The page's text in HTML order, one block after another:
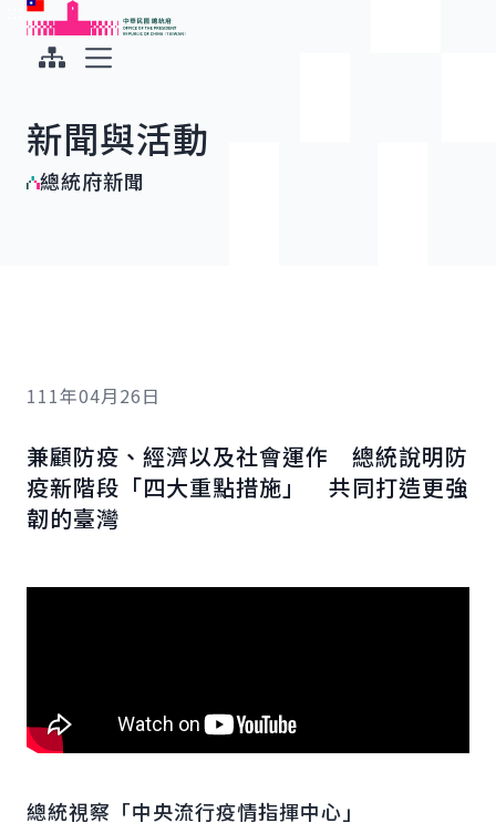
跳到主要內容
中華民國總統府
新聞與活動
總統府新聞
111年04月26日
兼顧防疫、經濟以及社會運作 總統說明防
疫新階段「四大重點措施」 共同打造更強
韌的臺灣
總統視察「中央流行疫情指揮中心」